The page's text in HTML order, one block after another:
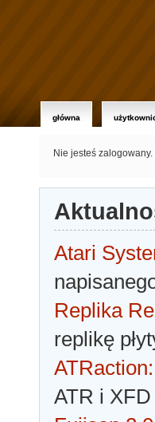
główna
Nie jesteś zalogowany.
Atari
Replika
replikę
ATR i